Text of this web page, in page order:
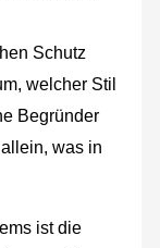
Schutz
welcher Stil
Begründer
was in
ist die